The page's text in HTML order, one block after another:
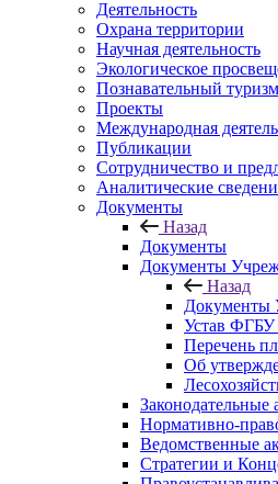
Деятельность
Охрана территории
Научная деятельность
Экологическое
Познавательный туризм
Проекты
Международная
Публикации
Сотрудничество и
Аналитические
Документы
Назад
Документы
Документы
Назад
Документы
Устав ФГБУ
Перечень
Об
Законодательные
Нормативно-
Ведомственные
Стратегии и